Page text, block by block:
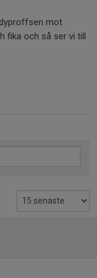
mot
fika och så ser vi till